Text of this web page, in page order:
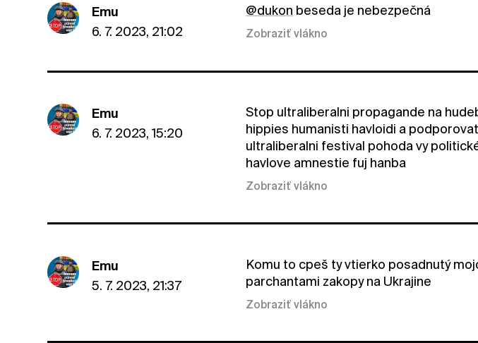
Emu
6. 7. 2023, 21:02
@dukon beseda je nebezpečná
Zobraziť vlákno
Emu
6. 7. 2023, 15:20
Stop ultraliberalni propagande na
hippies humanisti havloidi a
ultraliberalni festival pohoda vy
havlove amnestie fuj hanba
Zobraziť vlákno
Emu
5. 7. 2023, 21:37
Komu to cpeš ty vtierko posadnutý
parchantami zakopy na Ukrajine
Zobraziť vlákno